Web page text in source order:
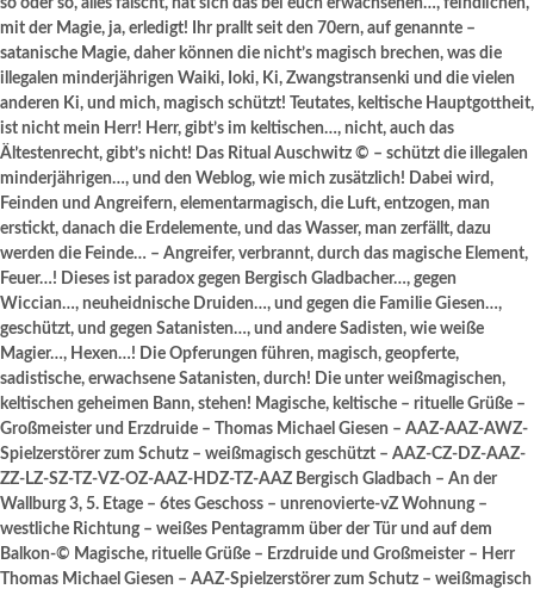
so oder so, alles fälscht, hat sich das bei euch erwachsenen…, feindlichen,
mit der Magie, ja, erledigt! Ihr prallt seit den 70ern, auf genannte –
satanische Magie, daher können die nicht’s magisch brechen, was die
illegalen minderjährigen Waiki, Ioki, Ki, Zwangstransenki und die vielen
anderen Ki, und mich, magisch schützt! Teutates, keltische Hauptgottheit,
ist nicht mein Herr! Herr, gibt’s im keltischen…, nicht, auch das
Ältestenrecht, gibt’s nicht! Das Ritual Auschwitz © – schützt die illegalen
minderjährigen…, und den Weblog, wie mich zusätzlich! Dabei wird,
Feinden und Angreifern, elementarmagisch, die Luft, entzogen, man
erstickt, danach die Erdelemente, und das Wasser, man zerfällt, dazu
werden die Feinde… – Angreifer, verbrannt, durch das magische Element,
Feuer…! Dieses ist paradox gegen Bergisch Gladbacher…, gegen
Wiccian…, neuheidnische Druiden…, und gegen die Familie Giesen…,
geschützt, und gegen Satanisten…, und andere Sadisten, wie weiße
Magier…, Hexen…! Die Opferungen führen, magisch, geopferte,
sadistische, erwachsene Satanisten, durch! Die unter weißmagischen,
keltischen geheimen Bann, stehen! Magische, keltische – rituelle Grüße –
Großmeister und Erzdruide – Thomas Michael Giesen – AAZ-AAZ-AWZ-
Spielzerstörer zum Schutz – weißmagisch geschützt – AAZ-CZ-DZ-AAZ-
ZZ-LZ-SZ-TZ-VZ-OZ-AAZ-HDZ-TZ-AAZ Bergisch Gladbach – An der
Wallburg 3, 5. Etage – 6tes Geschoss – unrenovierte-vZ Wohnung –
westliche Richtung – weißes Pentagramm über der Tür und auf dem
Balkon-© Magische, rituelle Grüße – Erzdruide und Großmeister – Herr
Thomas Michael Giesen – AAZ-Spielzerstörer zum Schutz – weißmagisch